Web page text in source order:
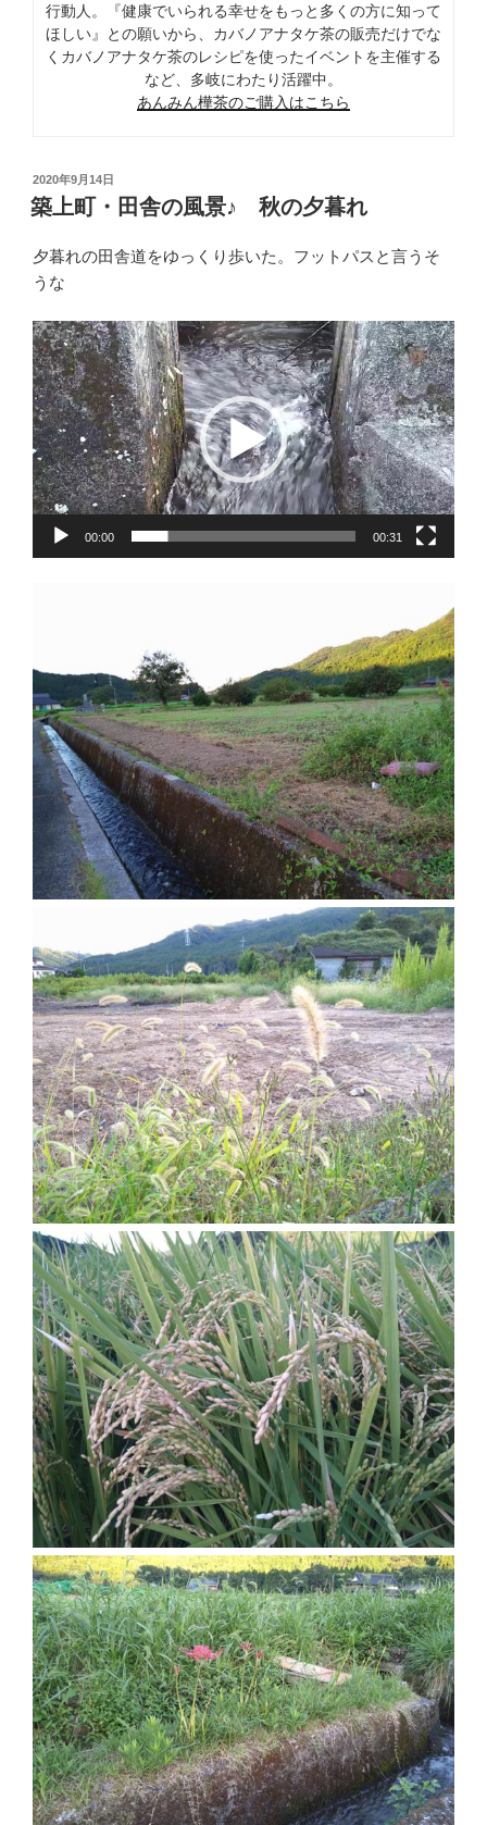
行動人。『健康でいられる幸せをもっと多くの方に知って
ほしい』との願いから、カバノアナタケ茶の販売だけでな
くカバノアナタケ茶のレシピを使ったイベントを主催する
など、多岐にわたり活躍中。
あんみん樺茶のご購入はこちら
投
稿
日:
2020年9月14日
築上町・田舎の風景♪ 秋の夕暮れ
夕暮れの田舎道をゆっくり歩いた。フットパスと言うそ
うな
動
画
プ
レ
ー
ヤ
ー
00:00 00:31